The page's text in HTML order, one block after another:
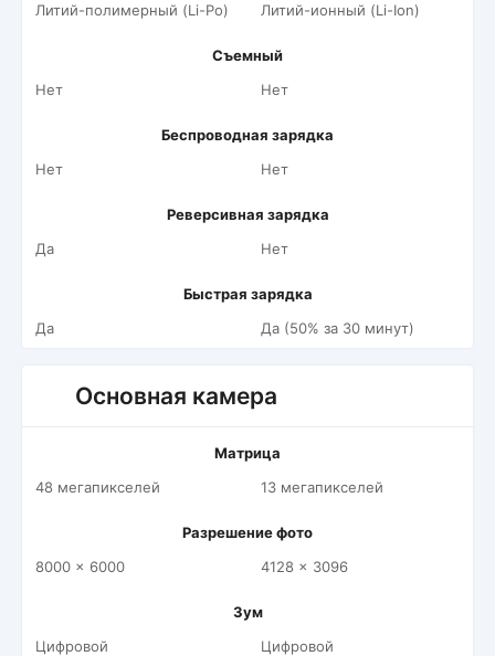
Литий-полимерный (Li-Po)
Литий-ионный (Li-Ion)
Съемный
Нет
Нет
Беспроводная зарядка
Нет
Нет
Реверсивная зарядка
Да
Нет
Быстрая зарядка
Да
Да (50% за 30 минут)
Основная камера
Матрица
48 мегапикселей
13 мегапикселей
Разрешение фото
8000 x 6000
4128 x 3096
Зум
Цифровой
Цифровой